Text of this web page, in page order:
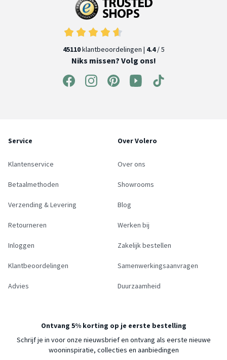
45110klantbeoordelingen | 4.4/ 5
Niks missen? Volg ons!
Service
Klantenservice
Betaalmethoden
Verzending & Levering
Retourneren
Inloggen
Klantbeoordelingen
Advies
Over Volero
Over ons
Showrooms
Blog
Werken bij
Zakelijk bestellen
Samenwerkingsaanvragen
Duurzaamheid
Ontvang 5% korting op je eerste bestelling
Schrijf je in voor onze nieuwsbrief en ontvang als eerste nieuwe
wooninspiratie, collecties en aanbiedingen